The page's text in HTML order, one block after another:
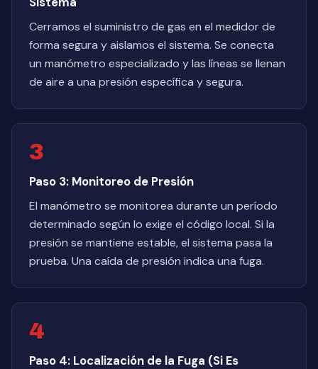
Cerramos el suministro de gas en el medidor de
forma segura y aislamos el sistema. Se conecta
un manómetro especializado y las líneas se llenan
de aire a una presión específica y segura.
3
Paso 3: Monitoreo de Presión
El manómetro se monitorea durante un período
determinado según lo exige el código local. Si la
presión se mantiene estable, el sistema pasa la
prueba. Una caída de presión indica una fuga.
4
Paso 4: Localización de la Fuga (Si Es